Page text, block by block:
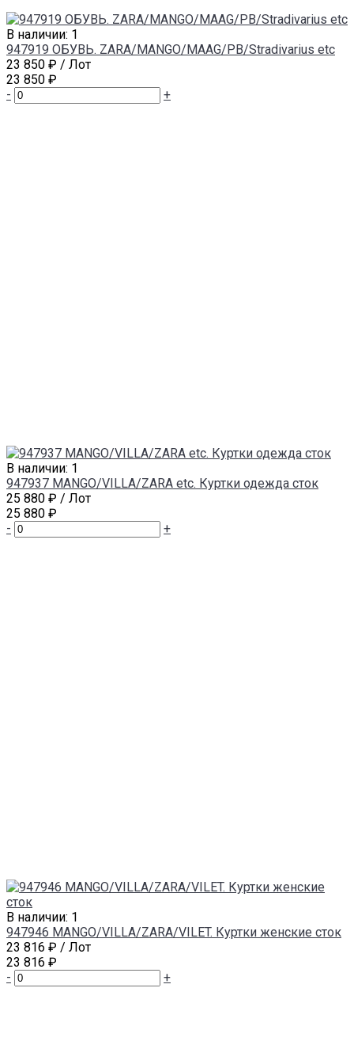
В наличии: 1
947919 ОБУВЬ. ZARA/MANGO/MAAG/PB/Stradivarius etc
23 850 ₽ / Лот
23 850 ₽
-
+
В наличии: 1
947937 MANGO/VILLA/ZARA etc. Куртки одежда сток
25 880 ₽ / Лот
25 880 ₽
-
+
В наличии: 1
947946 MANGO/VILLA/ZARA/VILET. Куртки женские сток
23 816 ₽ / Лот
23 816 ₽
-
+